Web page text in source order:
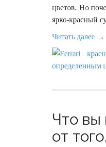
цветов. Но
ярко-красный
Читать далее →
Что вы
от